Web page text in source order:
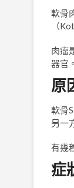
軟骨
（
肉瘤
器官。
原
軟骨
另一
有幾
症